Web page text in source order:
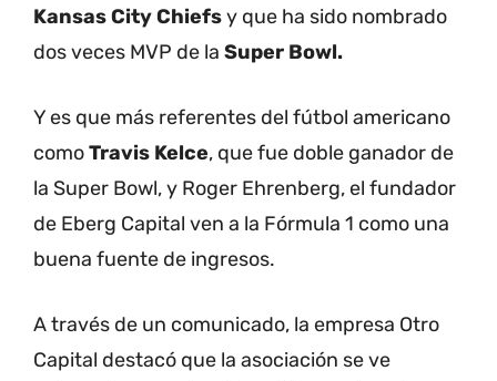
Kansas City Chiefsy que ha sido nombrado
dos veces MVP de la Super Bowl.
Y es que más referentes del fútbol americano
comoTravis Kelce, que fue doble ganador de
la Super Bowl, y Roger Ehrenberg, el fundador
de Eberg Capital ven a la Fórmula 1 como una
buena fuente de ingresos.
A través de un comunicado, la empresa Otro
Capital destacó que la asociación se ve